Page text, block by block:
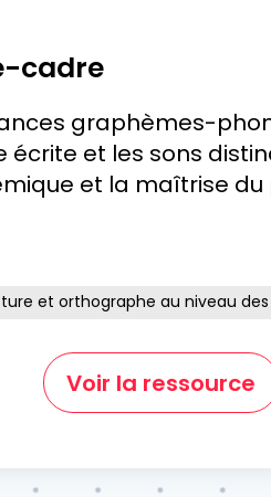
cadre
graphèmes-
et les sons
et la maîtrise
et orthographe au niveau
Voir la ressource